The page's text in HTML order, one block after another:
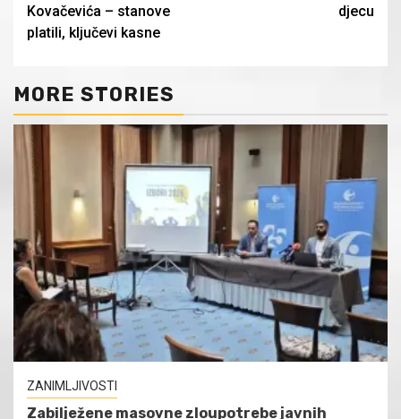
Kovačevića – stanove
platili, ključevi kasne
djecu
MORE STORIES
ZANIMLJIVOSTI
Zabilježene masovne zloupotrebe javnih